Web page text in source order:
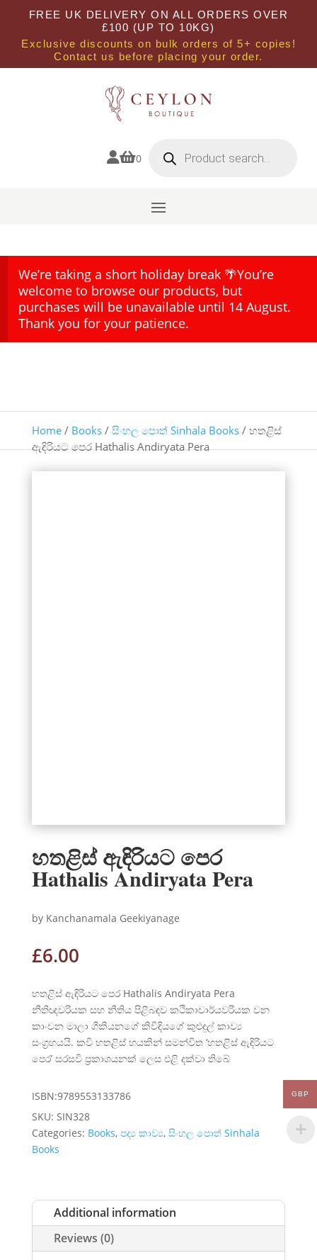
FREE UK DELIVERY ON ALL ORDERS OVER
£100 (UP TO 10KG)
Exclusive discounts on bulk orders of 5+ copies!
Contact us before placing your order.
0 search
We’re taking a short holiday break 🌴You’re
welcome to browse our products, but
purchases will be unavailable until 14 August.
Thank you for your patience.
Home/ Books/ සිංහල පොත් Sinhala Books/ හතළිස්
ඇඳිරියට පෙර Hathalis Andiryata Pera
හතළිස් ඇඳිරියට පෙර
Hathalis Andiryata Pera
by Kanchanamala Geekiyanage
£6.00
හතළිස් ඇඳිරියට පෙර Hathalis Andiryata Pera
නීතිඥවරියක සහ නීතිය පිළිබඳව කථිකාචාර්යවරියක වන
කාංචන මාලා ගීකියනගේ කිවිඳියගේ කුළුඳුල් කාව්‍ය
සංග්‍රහයයි. කවි හතළිස් හයකින් සමන්විත ‘හතළිස් ඇඳිරියට
පෙර’ සරසවි ප්‍රකාශයනක් ලෙස එළි දක්වා තිබේ
ISBN:9789553133786
SKU: SIN328
Categories: Books, පද්‍ය කාව්‍ය, සිංහල පොත් Sinhala
Books
Additional information
Reviews (0)
GBP